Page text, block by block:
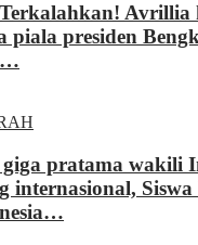
Avrillia
piala presiden
pratama wakili
internasional, Siswa